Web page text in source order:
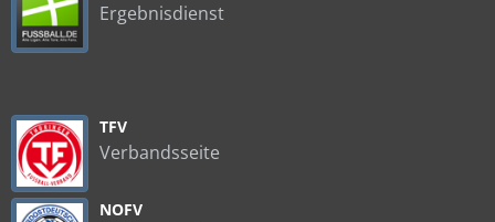
Ergebnisdienst
TFV
Verbandsseite
NOFV